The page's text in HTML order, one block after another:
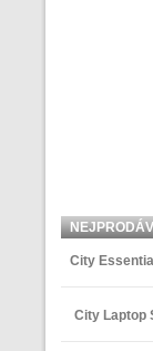
City
City Laptop